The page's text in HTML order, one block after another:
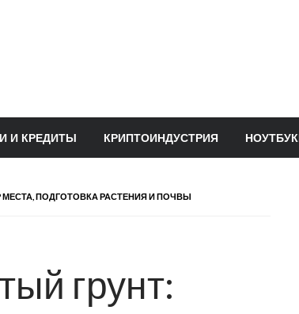
И КРЕДИТЫ КРИПТОИНДУСТРИЯ
ПОДГОТОВКА РАСТЕНИЯ И ПОЧВЫ
грунт: